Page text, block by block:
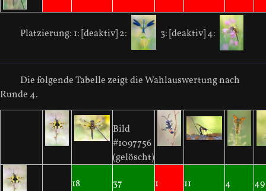
Platzierung: 1: [deaktiv]2: 3: [deaktiv]4:
Die folgende Tabelle zeigt die Wahlauswertung nach
Runde 4.
Bild
#1097756
(gelöscht)
18
37 1 11 4 49